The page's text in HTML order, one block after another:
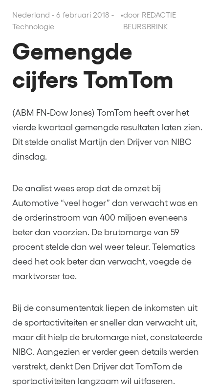
Nederland - 6 februari 2018 -
Technologie
•door REDACTIE
BEURSBRINK
Gemengde
cijfers TomTom
(ABM FN-Dow Jones) TomTom heeft over het
vierde kwartaal gemengde resultaten laten zien.
Dit stelde analist Martijn den Drijver van NIBC
dinsdag.
De analist wees erop dat de omzet bij
Automotive “veel hoger” dan verwacht was en
de orderinstroom van 400 miljoen eveneens
beter dan voorzien. De brutomarge van 59
procent stelde dan wel weer teleur. Telematics
deed het ook beter dan verwacht, voegde de
marktvorser toe.
Bij de consumententak liepen de inkomsten uit
de sportactiviteiten er sneller dan verwacht uit,
maar dit hielp de brutomarge niet, constateerde
NIBC. Aangezien er verder geen details werden
verstrekt, denkt Den Drijver dat TomTom de
sportactiviteiten langzaam wil uitfaseren.